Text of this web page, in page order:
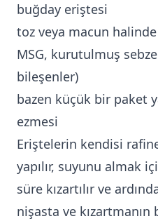
buğday eriştesi
toz veya macun
MSG, kurutulmuş
bileşenler)
bazen küçük bir paket
ezmesi
Eriştelerin kendisi
yapılır, suyunu almak
süre kızartılır ve
nişasta ve